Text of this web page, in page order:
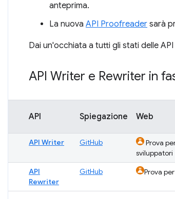
anteprima.
La nuova API Proofreader sarà
Dai un'occhiata a tutti gli stati delle API
API Writer e Rewriter in
API Spiegazione Web
API Writer GitHub
Prova
sviluppatori
API
Rewriter
GitHub Prova